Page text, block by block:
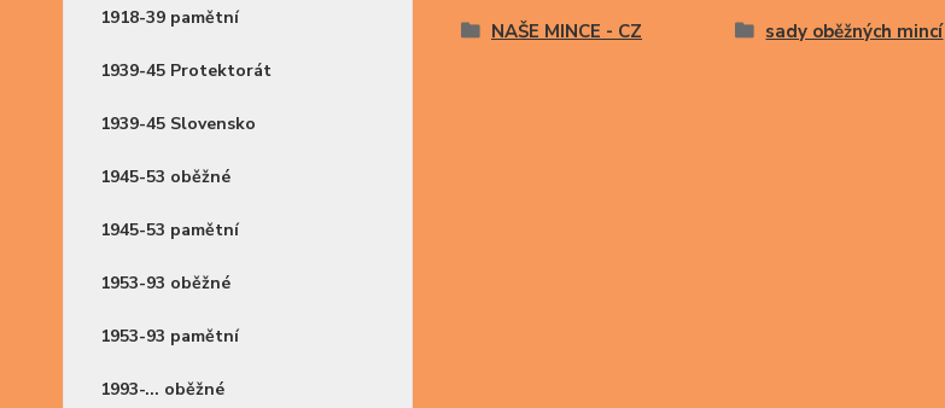
1918-39 pamětní
1939-45 Protektorát
1939-45 Slovensko
1945-53 oběžné
1945-53 pamětní
1953-93 oběžné
1953-93 pamětní
1993-... oběžné
NAŠE MINCE - CZ sady oběžných mincí